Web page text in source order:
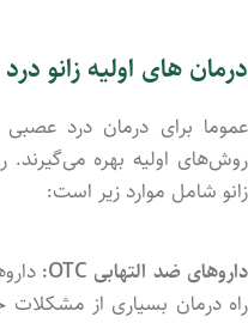
درمان های اولیه زانو
عموما برای درمان درد
روش‌های اولیه بهره
زانو شامل موارد زیر است:
داروهای ضد التهابی OTC:
راه درمان بسیاری از